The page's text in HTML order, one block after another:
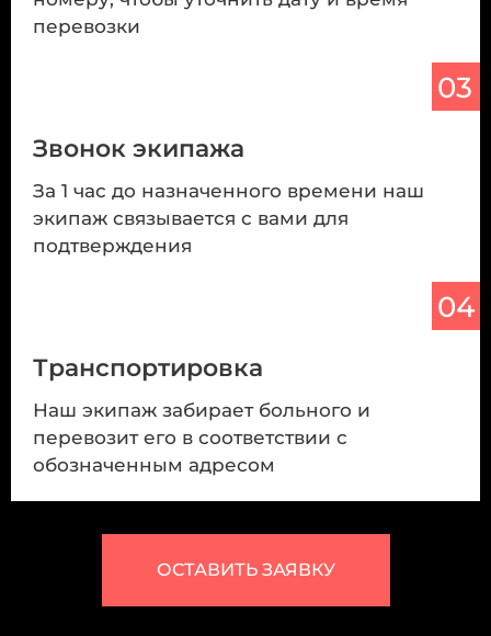
перевозки
03
Звонок экипажа
За 1 час до назначенного времени наш
экипаж связывается с вами для
подтверждения
04
Транспортировка
Наш экипаж забирает больного и
перевозит его в соответствии с
обозначенным адресом
ОСТАВИТЬ ЗАЯВКУ